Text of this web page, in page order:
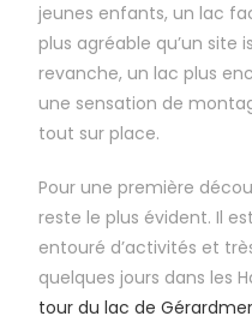
jeunes enfants, un lac
plus agréable qu’un site
revanche, un lac plus
une sensation de
tout sur place.
Pour une première
reste le plus évident. Il
entouré d’activités et
quelques jours dans les
tour du lac de Gérardmer